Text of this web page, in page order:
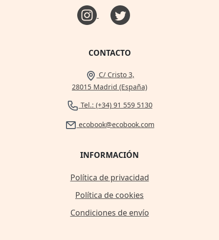
CONTACTO
C/ Cristo 3,
28015 Madrid (España)
Tel.: (+34) 91 559 5130
ecobook@ecobook.com
INFORMACIÓN
Política de privacidad
Política de cookies
Condiciones de envío